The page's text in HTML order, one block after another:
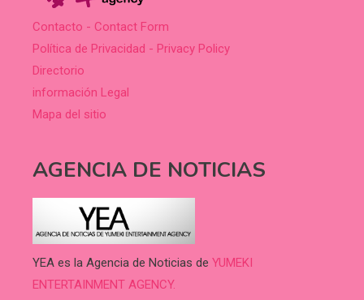
Contacto - Contact Form
Política de Privacidad - Privacy Policy
Directorio
información Legal
Mapa del sitio
AGENCIA DE NOTICIAS
YEA es la Agencia de Noticias de YUMEKI
ENTERTAINMENT AGENCY.